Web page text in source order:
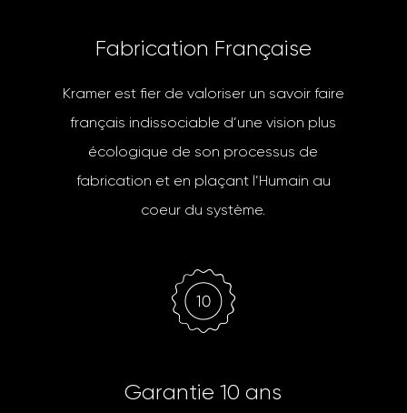
Fa brication Française
Kramer est fier de valoriser un savoir faire
français indissociable d’une vision plus
écologique de son processus de
fabrication et en plaçant l’Humain au
coeur du système.
Garantie 10 ans